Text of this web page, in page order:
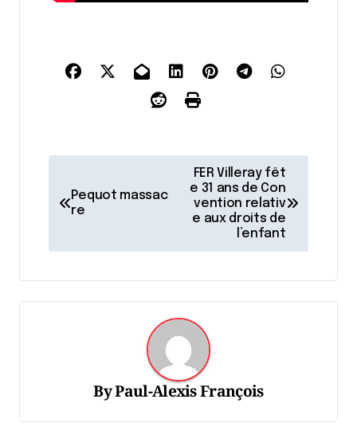
i
g
a
d
Pequot massac
re
FER Villeray fêt
e 31 ans de Con
vention relativ
e aux droits de
l’enfant
ByPaul-Alexis François